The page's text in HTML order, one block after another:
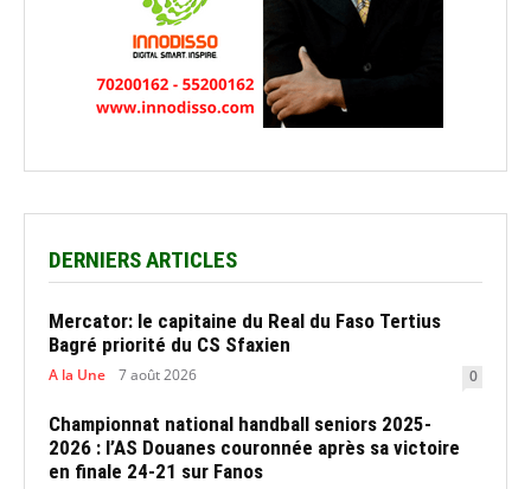
DERNIERS ARTICLES
Mercator: le capitaine du Real du Faso Tertius
Bagré priorité du CS Sfaxien
A la Une 7 août 2026 0
Championnat national handball seniors 2025-
2026 : l’AS Douanes couronnée après sa victoire
en finale 24-21 sur Fanos